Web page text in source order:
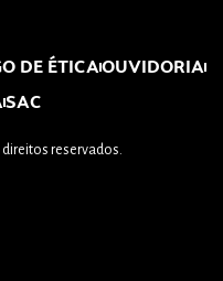
DE ÉTICAOUVIDORIA
SAC
direitos reservados.